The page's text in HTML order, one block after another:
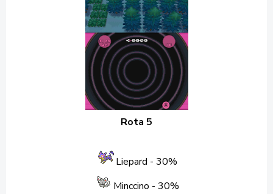
Rota 5
Liepard - 30%
Minccino - 30%